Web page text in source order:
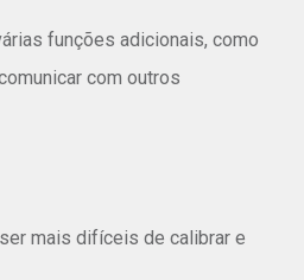
funções adicionais, como
com outros
mais difíceis de calibrar e